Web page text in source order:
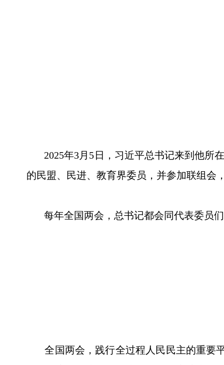
2025年3月5日，习近平总书记来到他所
的民盟、民进、教育界委员，并参加联组会
每年全国两会，总书记都会同代表委员
全国两会，践行全过程人民民主的重要平